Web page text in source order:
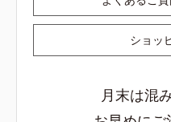
ショッ
月末は混